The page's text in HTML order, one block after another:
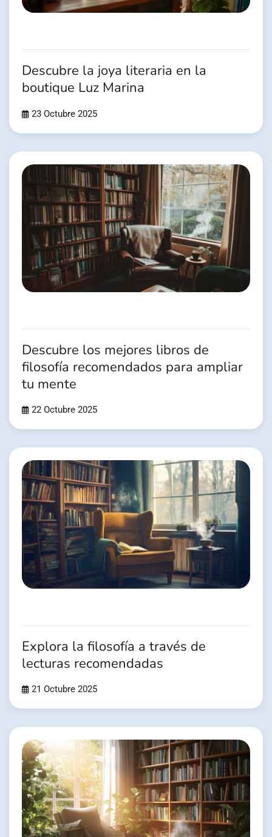
Descubre la joya literaria en la
boutique Luz Marina
23 Octubre 2025
Descubre los mejores libros de
filosofía recomendados para ampliar
tu mente
22 Octubre 2025
Explora la filosofía a través de
lecturas recomendadas
21 Octubre 2025